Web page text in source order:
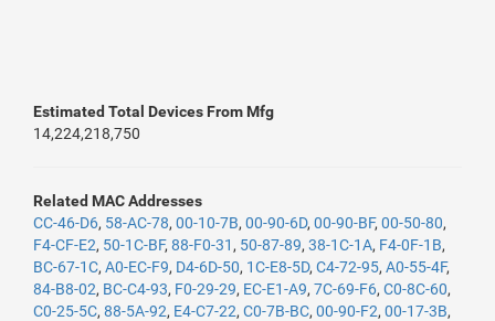
Estimated Total Devices From Mfg
14,224,218,750
Related MAC Addresses
CC-46-D6, 58-AC-78, 00-10-7B, 00-90-6D, 00-90-BF, 00-50-80,
F4-CF-E2, 50-1C-BF, 88-F0-31 , 50-87-89, 38-1C-1A, F4-0F-1B,
BC-67-1C, A0-EC-F9, D4-6D-50, 1C-E8-5D, C4-72-95, A0-55-4F,
84-B8-02, BC-C4-93, F0-29-29, EC-E1-A9, 7C-69-F6, C0-8C-60,
C0-25-5C, 88-5A-92, E4-C7-22, C0-7B-BC, 00-90-F2, 00-17-3B,